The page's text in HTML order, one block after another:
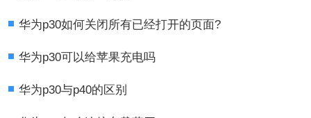
华为p30如何关闭所有已经打开的页面?
华为p30可以给苹果充电吗
华为p30与p40的区别